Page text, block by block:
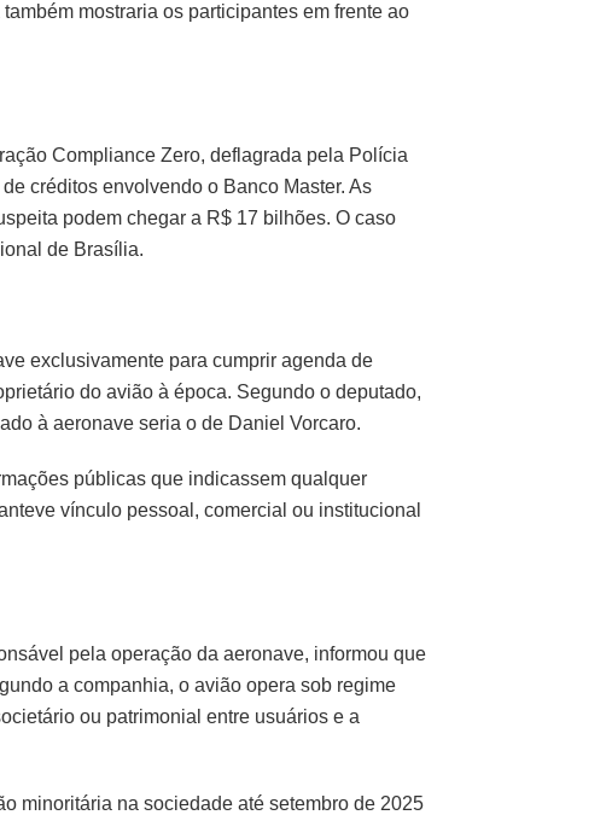
mostraria os participantes em frente ao
Compliance Zero, deflagrada pela Polícia
créditos envolvendo o Banco Master. As
podem chegar a R$ 17 bilhões. O caso
de Brasília.
exclusivamente para cumprir agenda de
do avião à época. Segundo o deputado,
à aeronave seria o de Daniel Vorcaro.
públicas que indicassem qualquer
vínculo pessoal, comercial ou institucional
pela operação da aeronave, informou que
a companhia, o avião opera sob regime
ou patrimonial entre usuários e a
minoritária na sociedade até setembro de 2025